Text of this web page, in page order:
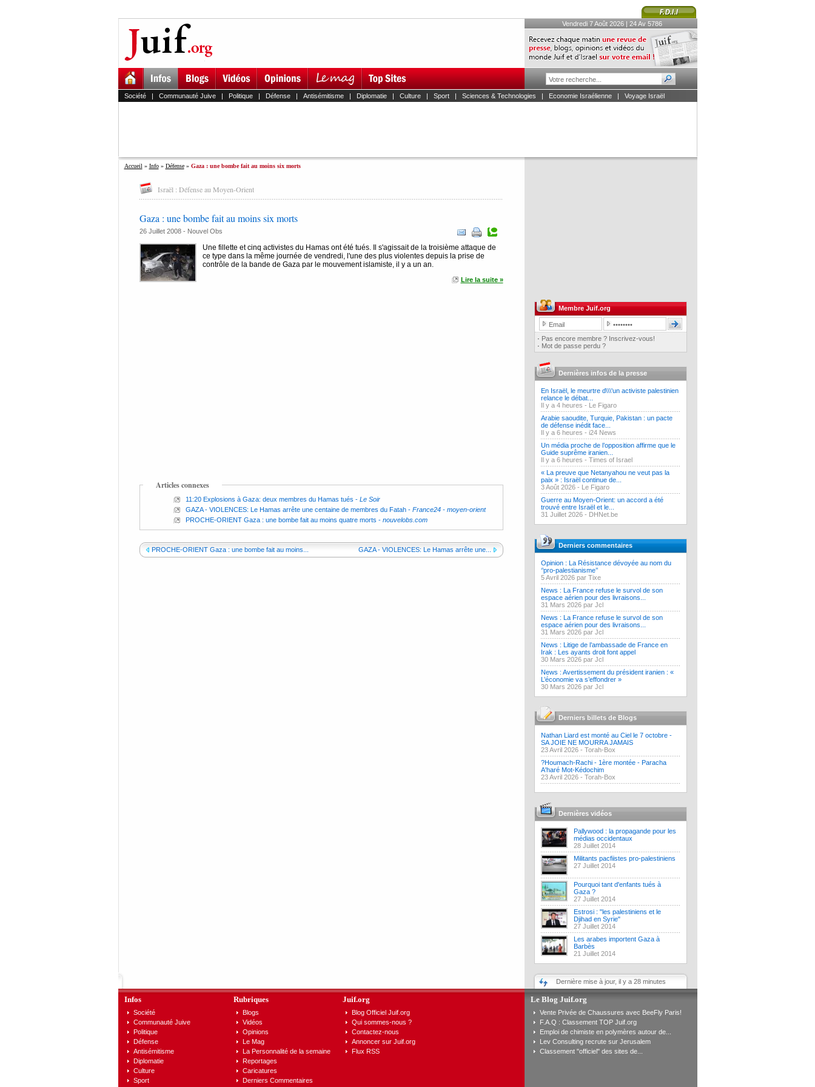
Vendredi 7 Août 2026 | 24 Av 5786
Société| Communauté Juive| Politique| Défense| Antisémitisme| Diplomatie| Culture| Sport| Sciences & Technologies | Economie Israélienne| Voyage Israël
Accueil » Info» Défense» Gaza : une bombe fait au moins six morts
Israël : Défense au Moyen-Orient
Gaza : une bombe fait au moins six morts
26 Juillet 2008 - Nouvel Obs
Une fillette et cinq activistes du Hamas ont été tués. Il s'agissait de la troisième attaque de
ce type dans la même journée de vendredi, l'une des plus violentes depuis la prise de
contrôle de la bande de Gaza par le mouvement islamiste, il y a un an.
Lire la suite »
Articles connexes
11:20 Explosions à Gaza: deux membres du Hamas tués - Le Soir
GAZA - VIOLENCES: Le Hamas arrête une centaine de membres du Fatah- France24 - moyen-orient
PROCHE-ORIENT Gaza : une bombe fait au moins quatre morts - nouvelobs.com
PROCHE-ORIENT Gaza : une bombe fait au moins... GAZA - VIOLENCES: Le Hamas arrête une...
Membre Juif.org
· Pas encore membre ? Inscrivez-vous!
· Mot de passe perdu ?
Dernières infos de la presse
En Israël, le meurtre d\\\'un activiste palestinien
relance le débat...
Il y a 4 heures - Le Figaro
Arabie saoudite, Turquie, Pakistan : un pacte
de défense inédit face...
Il y a 6 heures - i24 News
Un média proche de l’opposition affirme que le
Guide suprême iranien...
Il y a 6 heures - Times of Israel
« La preuve que Netanyahou ne veut pas la
paix » : Israël continue de...
3 Août 2026 - Le Figaro
Guerre au Moyen-Orient: un accord a été
trouvé entre Israël et le...
31 Juillet 2026 - DHNet.be
Derniers commentaires
Opinion : La Résistance dévoyée au nom du
‘’pro-palestianisme’’
5 Avril 2026 par Tixe
News : La France refuse le survol de son
espace aérien pour des livraisons...
31 Mars 2026 par Jcl
News : La France refuse le survol de son
espace aérien pour des livraisons...
31 Mars 2026 par Jcl
News : Litige de l’ambassade de France en
Irak : Les ayants droit font appel
30 Mars 2026 par Jcl
News : Avertissement du président iranien : «
L’économie va s’effondrer »
30 Mars 2026 par Jcl
Derniers billets de Blogs
Nathan Liard est monté au Ciel le 7 octobre -
SA JOIE NE MOURRA JAMAIS
23 Avril 2026 - Torah-Box
?Houmach-Rachi - 1ère montée - Paracha
A'haré Mot-Kédochim
23 Avril 2026 - Torah-Box
Dernières vidéos
Pallywood : la propagande pour les
médias occidentaux
28 Juillet 2014
Militants pacfiistes pro-palestiniens
27 Juillet 2014
Pourquoi tant d'enfants tués à
Gaza ?
27 Juillet 2014
Estrosi : "les palestiniens et le
Djihad en Syrie"
27 Juillet 2014
Les arabes importent Gaza à
Barbès
21 Juillet 2014
Dernière mise à jour, il y a 28 minutes
Infos
Société
Communauté Juive
Politique
Défense
Antisémitisme
Diplomatie
Culture
Sport
Rubriques
Blogs
Vidéos
Opinions
Le Mag
La Personnalité de la semaine
Reportages
Caricatures
Derniers Commentaires
Juif.org
Blog Officiel Juif.org
Qui sommes-nous ?
Contactez-nous
Annoncer sur Juif.org
Flux RSS
Le Blog Juif.org
Vente Privée de Chaussures avec BeeFly Paris!
F.A.Q : Classement TOP Juif.org
Emploi de chimiste en polymères autour de...
Lev Consulting recrute sur Jerusalem
Classement "officiel" des sites de...